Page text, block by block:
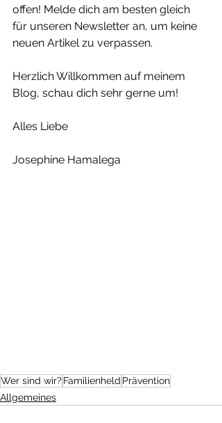
offen! Melde dich am besten gleich
für unseren Newsletter an, um keine
neuen Artikel zu verpassen.
Herzlich Willkommen auf meinem
Blog, schau dich sehr gerne um!
Alles Liebe
Josephine Hamalega
Wer sind wir? Familienheld Prävention
Allgemeines